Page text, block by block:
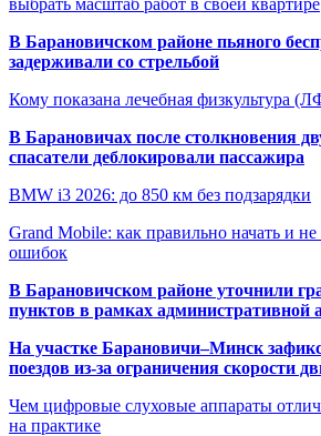
В Барановичском районе пьяного
задерживали со стрельбой
Кому показана лечебная физкультура
В Барановичах после столкновения
спасатели деблокировали пассажира
BMW i3 2026: до 850 км без подзарядки
Grand Mobile: как правильно начать и
ошибок
В Барановичском районе уточнили
пунктов в рамках административной
На участке Барановичи–Минск
поездов из-за ограничения скорости
Чем цифровые слуховые аппараты
на практике